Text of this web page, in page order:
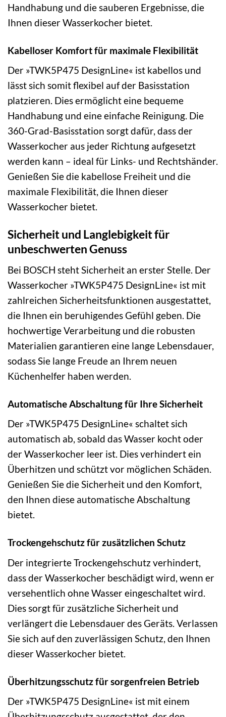
Handhabung und die sauberen Ergebnisse, die
Ihnen dieser Wasserkocher bietet.
Kabelloser Komfort für maximale Flexibilität
Der »TWK5P475 DesignLine« ist kabellos und
lässt sich somit flexibel auf der Basisstation
platzieren. Dies ermöglicht eine bequeme
Handhabung und eine einfache Reinigung. Die
360-Grad-Basisstation sorgt dafür, dass der
Wasserkocher aus jeder Richtung aufgesetzt
werden kann – ideal für Links- und Rechtshänder.
Genießen Sie die kabellose Freiheit und die
maximale Flexibilität, die Ihnen dieser
Wasserkocher bietet.
Sicherheit und Langlebigkeit für
unbeschwerten Genuss
Bei BOSCH steht Sicherheit an erster Stelle. Der
Wasserkocher »TWK5P475 DesignLine« ist mit
zahlreichen Sicherheitsfunktionen ausgestattet,
die Ihnen ein beruhigendes Gefühl geben. Die
hochwertige Verarbeitung und die robusten
Materialien garantieren eine lange Lebensdauer,
sodass Sie lange Freude an Ihrem neuen
Küchenhelfer haben werden.
Automatische Abschaltung für Ihre Sicherheit
Der »TWK5P475 DesignLine« schaltet sich
automatisch ab, sobald das Wasser kocht oder
der Wasserkocher leer ist. Dies verhindert ein
Überhitzen und schützt vor möglichen Schäden.
Genießen Sie die Sicherheit und den Komfort,
den Ihnen diese automatische Abschaltung
bietet.
Trockengehschutz für zusätzlichen Schutz
Der integrierte Trockengehschutz verhindert,
dass der Wasserkocher beschädigt wird, wenn er
versehentlich ohne Wasser eingeschaltet wird.
Dies sorgt für zusätzliche Sicherheit und
verlängert die Lebensdauer des Geräts. Verlassen
Sie sich auf den zuverlässigen Schutz, den Ihnen
dieser Wasserkocher bietet.
Überhitzungsschutz für sorgenfreien Betrieb
Der »TWK5P475 DesignLine« ist mit einem